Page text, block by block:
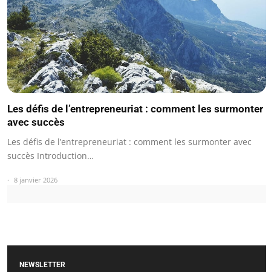
Les défis de l’entrepreneuriat : comment les surmonter
avec succès
Les défis de l’entrepreneuriat : comment les surmonter avec
succès Introduction…
8 janvier 2026
NEWSLETTER